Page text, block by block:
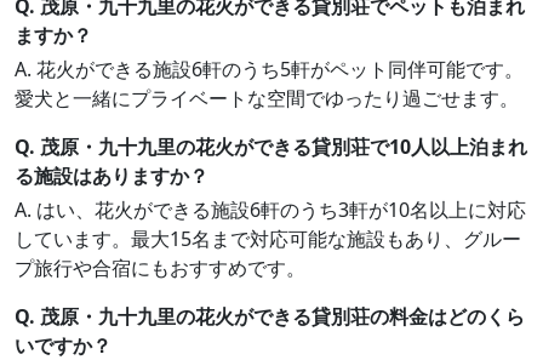
Q. 茂原・九十九里の花火ができる貸別荘でペットも泊まれ
ますか？
A. 花火ができる施設6軒のうち5軒がペット同伴可能です。
愛犬と一緒にプライベートな空間でゆったり過ごせます。
Q. 茂原・九十九里の花火ができる貸別荘で10人以上泊まれ
る施設はありますか？
A. はい、花火ができる施設6軒のうち3軒が10名以上に対応
しています。最大15名まで対応可能な施設もあり、グルー
プ旅行や合宿にもおすすめです。
Q. 茂原・九十九里の花火ができる貸別荘の料金はどのくら
いですか？